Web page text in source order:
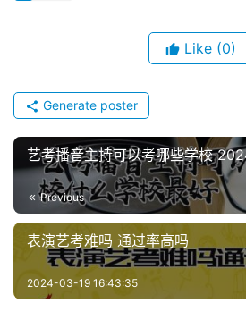
Like (0)
Generate poster
艺考播音主持可以考哪些学校
Previous
表演艺考难吗 通过率高吗
2024-03-19 16:43:35